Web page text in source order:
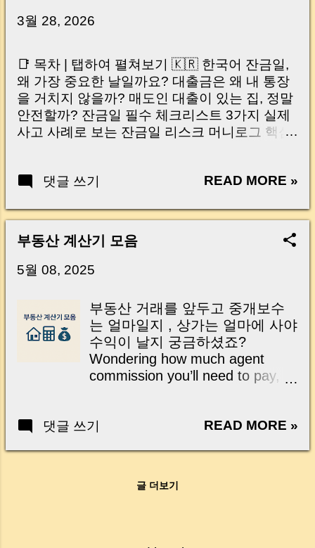
3월 28, 2026
📑 목차 | 탭하여 펼쳐보기 🇰🇷 한국어 잔금일,
왜 가장 중요한 날일까요? 대출금은 왜 내 통장
을 거치지 않을까? 매도인 대출이 있는 집, 정말
안전할까? 잔금일 필수 체크리스트 3가지 실제
사고 사례로 보는 잔금일 리스크 머니로그 핵심
Your Account Is It Safe If the Seller Has a
Real Risks and Mistakes to Avoid MoneyLog
Key Takeaway 혹시 이런 생각 해보신 적 있으
신가요? “잔금일… 그냥 돈 보내고 끝나는 거 아
닌가요?” 하지만 현장에서 보면 전혀 그렇지 않
니라, 수천만 원, 많게는 수억 원이 한 번에 움직
이는 가장 긴장되는 순간 입니다. 실제로 제가
중개 현장에서 겪었던 일입니다. 금요일 오후 3
시, 이체 한도에 막혀 송금이 멈췄고 그 자리에
서 계약이 무산될 뻔한 아찔한 상황이 있었습니
다. 또 어떤 분은 이렇게 말씀하십니다. “내 대출
출 안 갚고 도망가면 어떡하죠?” 이 모든 불안,
사실은 ‘구조’를 몰라서 생기는 걱정입니다. 그래
서 오늘은 잔금일에 실제로 돈이 어떻게 움직이
해야 하는지 중개 실무 기준으로 아주 쉽게 풀어
댓글 쓰기 READ MORE »
부동산 계산기 모음
5월 08, 2025
부동산 거래를 앞두고 중개보수
는 얼마일지 , 상가는 얼마에 사야
수익이 날지 궁금하셨죠?
Wondering how much agent
commission you’ll need to pay, or
서는 부동산 실무에 꼭 필요한 계
post brings together essential
easy, instant results anyone can
댓글 쓰기 READ MORE »
글 더보기